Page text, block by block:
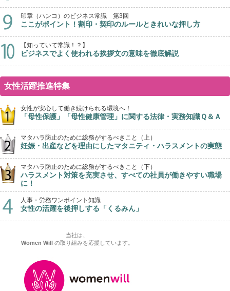
印章（ハンコ）のビジネス常識 第3回
ここがポイント！割印・契印のルールときれいな押し方
【知っていて常識！？】
ビジネスでよく使われる挨拶文の意味を徹底解説
女性活躍推進特集
女性が安心して働き続けられる環境へ！
「母性保護」「母性健康管理」に関する法律・実務知識Ｑ＆Ａ
マタハラ防止のために総務がするべきこと（上）
妊娠・出産などを理由にしたマタニティ・ハラスメントの実態
マタハラ防止のために総務がするべきこと（下）
ハラスメント対策を充実させ、すべての社員が働きやすい職場
に！
人事・労務ワンポイント知識
女性の活躍を後押しする「くるみん」
当社は、
Women Will
の取り組みを応援しています。